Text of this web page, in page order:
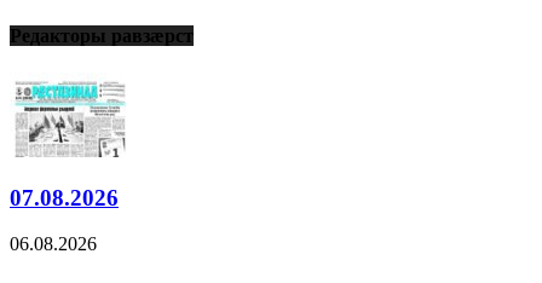
Редакторы равзæрст
07.08.2026
06.08.2026